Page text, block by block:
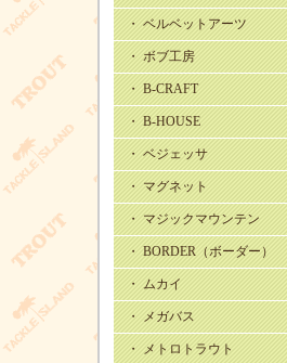
・ ベルベットアーツ
・ ボブ工房
・ B-CRAFT
・ B-HOUSE
・ ベジェッサ
・ マグネット
・ マジックマウンテン
・ BORDER（ボーダー）
・ ムカイ
・ メガバス
・ メトロトラウト